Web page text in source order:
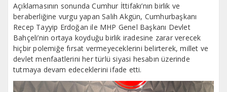
Açıklamasının sonunda Cumhur İttifakı’nın birlik ve
beraberliğine vurgu yapan Salih Akgün, Cumhurbaşkanı
Recep Tayyip Erdoğan ile MHP Genel Başkanı Devlet
Bahçeli’nin ortaya koyduğu birlik iradesine zarar verecek
hiçbir polemiğe fırsat vermeyeceklerini belirterek, millet ve
devlet menfaatlerini her türlü siyasi hesabın üzerinde
tutmaya devam edeceklerini ifade etti.